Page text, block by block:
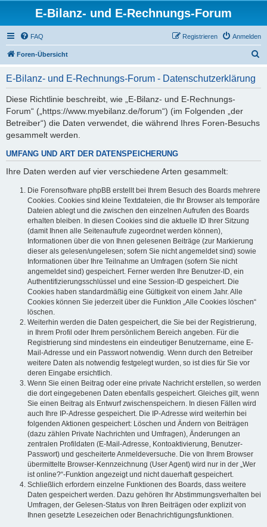
E-Bilanz- und E-Rechnungs-Forum
FAQ Anmelden
Registrieren
Foren-Übersicht
E-Bilanz- und E-Rechnungs-Forum - Datenschutzerklärung
Diese Richtlinie beschreibt, wie „E-Bilanz- und E-Rechnungs-
Forum“ („https://www.myebilanz.de/forum“) (im Folgenden „der
Betreiber“) die Daten verwendet, die während Ihres Foren-Besuchs
gesammelt werden.
UMFANG UND ART DER DATENSPEICHERUNG
Ihre Daten werden auf vier verschiedene Arten gesammelt:
Die Forensoftware phpBB erstellt bei Ihrem Besuch des Boards mehrere
Cookies. Cookies sind kleine Textdateien, die Ihr Browser als temporäre
Dateien ablegt und die zwischen den einzelnen Aufrufen des Boards
erhalten bleiben. In diesen Cookies sind die aktuelle ID Ihrer Sitzung
(damit Ihnen alle Seitenaufrufe zugeordnet werden können),
Informationen über die von Ihnen gelesenen Beiträge (zur Markierung
dieser als gelesen/ungelesen; sofern Sie nicht angemeldet sind) sowie
Informationen über Ihre Teilnahme an Umfragen (sofern Sie nicht
angemeldet sind) gespeichert. Ferner werden Ihre Benutzer-ID, ein
Authentifizierungsschlüssel und eine Session-ID gespeichert. Die
Cookies haben standardmäßig eine Gültigkeit von einem Jahr. Alle
Cookies können Sie jederzeit über die Funktion „Alle Cookies löschen“
löschen.
Weiterhin werden die Daten gespeichert, die Sie bei der Registrierung,
in Ihrem Profil oder Ihrem persönlichem Bereich angeben. Für die
Registrierung sind mindestens ein eindeutiger Benutzername, eine E-
Mail-Adresse und ein Passwort notwendig. Wenn durch den Betreiber
weitere Daten als notwendig festgelegt wurden, so ist dies für Sie vor
deren Eingabe ersichtlich.
Wenn Sie einen Beitrag oder eine private Nachricht erstellen, so werden
die dort eingegebenen Daten ebenfalls gespeichert. Gleiches gilt, wenn
Sie einen Beitrag als Entwurf zwischenspeichern. In diesen Fällen wird
auch Ihre IP-Adresse gespeichert. Die IP-Adresse wird weiterhin bei
folgenden Aktionen gespeichert: Löschen und Ändern von Beiträgen
(dazu zählen Private Nachrichten und Umfragen), Änderungen an
zentralen Profildaten (E-Mail-Adresse, Kontoaktivierung, Benutzer-
Passwort) und gescheiterte Anmeldeversuche. Die von Ihrem Browser
übermittelte Browser-Kennzeichnung (User Agent) wird nur in der „Wer
ist online?“-Funktion angezeigt und nicht dauerhaft gespeichert.
Schließlich erfordern einzelne Funktionen des Boards, dass weitere
Daten gespeichert werden. Dazu gehören Ihr Abstimmungsverhalten bei
Umfragen, der Gelesen-Status von Ihren Beiträgen oder explizit von
Ihnen gesetzte Lesezeichen oder Benachrichtigungsfunktionen.